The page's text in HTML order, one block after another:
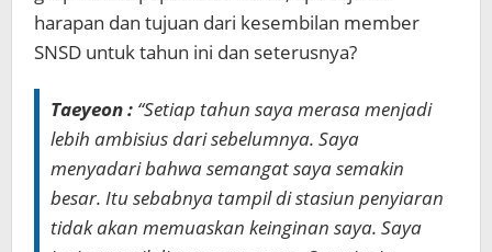
harapan dan tujuan dari kesembilan member
SNSD untuk tahun ini dan seterusnya?
Taeyeon : “Setiap tahun saya merasa menjadi
lebih ambisius dari sebelumnya. Saya
menyadari bahwa semangat saya semakin
besar. Itu sebabnya tampil di stasiun penyiaran
tidak akan memuaskan keinginan saya. Saya